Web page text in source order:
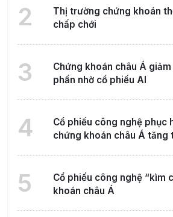
2
Thị trường chứng khoán
chấp chới
3
Chứng khoán châu Á
phấn nhờ cổ phiếu AI
4
Cổ phiếu công nghệ phục
chứng khoán châu Á tăng
5
Cổ phiếu công nghệ “kìm
khoán châu Á